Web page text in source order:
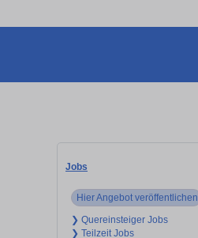
Jobs
Hier Angebot veröffentlichen
❯ Quereinsteiger Jobs
❯ Teilzeit Jobs